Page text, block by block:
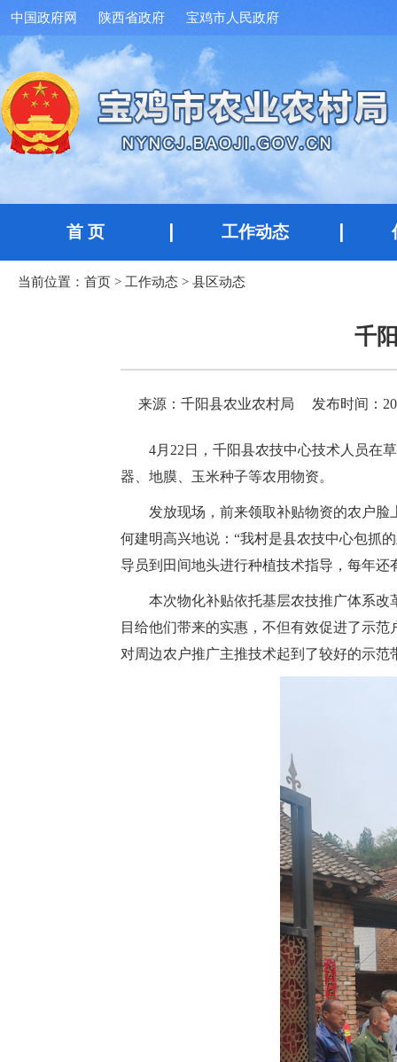
中国政府网 陕西省政府 宝鸡市人民政府
首 页 工作动态
当前位置： 首页 > 工作动态 > 县区动态
千
来源：千阳县农业农村局 发布时间：
4月22日，千阳县农技中心技术人员在
器、地膜、玉米种子等农用物资。
发放现场，前来领取补贴物资的农户
何建明高兴地说：“我村是县农技中心包抓
导员到田间地头进行种植技术指导，每年
本次物化补贴依托基层农技推广体系
目给他们带来的实惠，不但有效促进了示
对周边农户推广主推技术起到了较好的示范